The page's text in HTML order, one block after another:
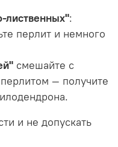
лиственных":
перлит и немного
смешайте с
— получите
и не допускать